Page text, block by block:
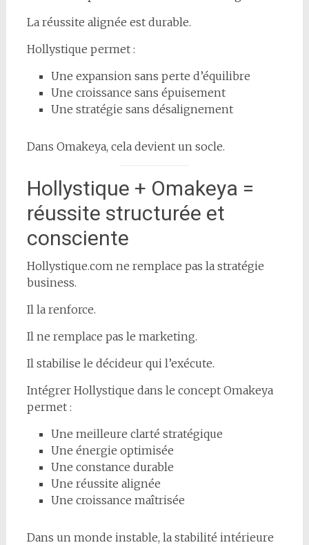
La réussite alignée est durable.
Hollystique permet :
Une expansion sans perte d’équilibre
Une croissance sans épuisement
Une stratégie sans désalignement
Dans Omakeya, cela devient un socle.
Hollystique + Omakeya =
réussite structurée et
consciente
Hollystique.com ne remplace pas la stratégie
business.
Il la renforce.
Il ne remplace pas le marketing.
Il stabilise le décideur qui l’exécute.
Intégrer Hollystique dans le concept Omakeya
permet :
Une meilleure clarté stratégique
Une énergie optimisée
Une constance durable
Une réussite alignée
Une croissance maîtrisée
Dans un monde instable, la stabilité intérieure